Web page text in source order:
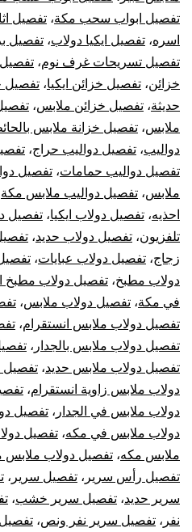
تفصيل ابواب سحب مكة، تفصيل
اسره، تفصيل ايكيا دولاب، تفصيل
تفصيل تسريحات غرف نوم،
خزائن، تفصيل خزائن ايكيا، تفصيل
حديثة، تفصيل خزائن ملابس،
ملابس، تفصيل خزانة ملابس
دواليب، تفصيل دواليب حراج،
تفصيل دواليب حمامات، تفصيل
ملابس، تفصيل دواليب ملابس مكة
احذيه، تفصيل دولاب ايكيا، تفصيل
تلفزيون، تفصيل دولاب حديد،
زجاج، تفصيل دولاب عبايات،
دولاب مطبخ، تفصيل دولاب مطبخ
في مكة، تفصيل دولاب ملابس،
تفصيل دولاب ملابس انستقرام،
تفصيل دولاب ملابس بالجدار ،
تفصيل دولاب ملابس حديد، تفصيل
دولاب ملابس زاوية انستقرام،
دولاب ملابس في الجدار ، تفصيل
دولاب ملابس في مكه، تفصيل
ملابس مكه، تفصيل دولاب ملابس
تفصيل رأس سرير ، تفصيل سرير ،
سرير حديد، تفصيل سرير خشب،
نفر ، تفصيل سرير نفر ونص،